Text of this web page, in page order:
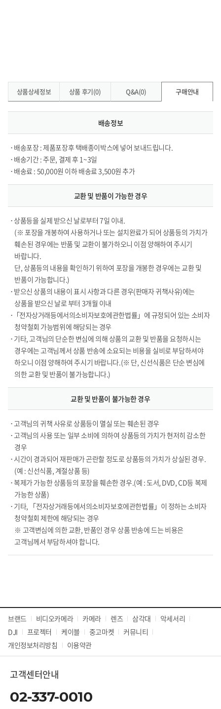
상품상세정보 상품 후기(0) Q&A(0) 구매안내
배송정보
• 배송포장 : 제품포장후 택배종이박스에 넣어 보내드립니다.
• 배송기간 : 주문, 결제 후 1~3일
• 배송료 : 50,000원 이하 배송료 3,500원 추가
교환 및 반품이 가능한 경우
• 상품등을 실제 받으신 날로부터 7일 이내.
(※ 포장을 개봉하여 사용하거나 또는 설치완료가 되어 상품등의 가치가
훼손된 경우에는 반품 및 교환이 불가하오니 이점 양해하여 주시기
바랍니다.
단, 상품등의 내용을 확인하기 위하여 포장을 개봉한 경우에는 교환 및
반품이 가능합니다.)
• 받으신 상품의 내용이 표시 사항과 다른 경우(판매자 귀책사유)에는
상품을 받으신 날로 부터 3개월 이내
•「전자상거래등에서의소비자보호에관한법률」에 규정되어 있는 소비자
청약철회 가능범위에 해당되는 경우
• 기타, 고객님의 단순한 변심에 의해 상품의 교환 및 반품을 요청하시는
경우에는 고객님께서 상품 반송에 소요되는 비용을 실비로 부담하셔야
하오니 이점 양해하여 주시기 바랍니다.(※ 단, 신선식품은 단순 변심에
의한 교환 및 반품이 불가능합니다.)
교환 및 반품이 불가능한 경우
• 고객님의 귀책 사유로 상품등이 멸실 또는 훼손된 경우
• 고객님의 사용 또는 일부 소비에 의하여 상품등의 가치가 현저히 감소한
경우
• 시간이 경과되어 재판매가 곤란할 정도로 상품등의 가치가 상실된 경우.
(예 : 신선식품, 계절상품 등)
• 복제가 가능한 상품등의 포장을 훼손한 경우.(예 : 도서, DVD, CD등 복제
가능한 상품)
• 기타, 「전자상거래등에서의소비자보호에관한법률」이 정하는 소비자
청약철회 제한에 해당되는 경우
※ 고객변심에 의한 교환, 반품인 경우 상품 반송에 드는 비용은
고객님께서 부담하셔야 합니다.
브랜드 비디오카메라 카메라 렌즈 삼각대
악세서리
DJI
프로젝터 케이블 중고마켓
커뮤니티
개인정보처리방침
이용약관
고객센터안내
02-337-0010